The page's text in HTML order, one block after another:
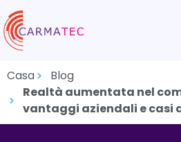
Casa
Blog
Realtà aumentata nel
vantaggi aziendali e casi